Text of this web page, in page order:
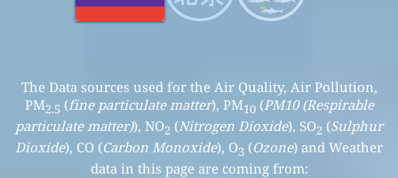
The Data sources used for the Air Quality, Air Pollution,
PM2.5 (fine particulate matter), PM10(PM10 (Respirable
particulate matter)), NO2 (Nitrogen Dioxide), SO2 (Sulphur
Dioxide), CO (Carbon Monoxide), O3 (Ozone) and Weather
data in this page are coming from: